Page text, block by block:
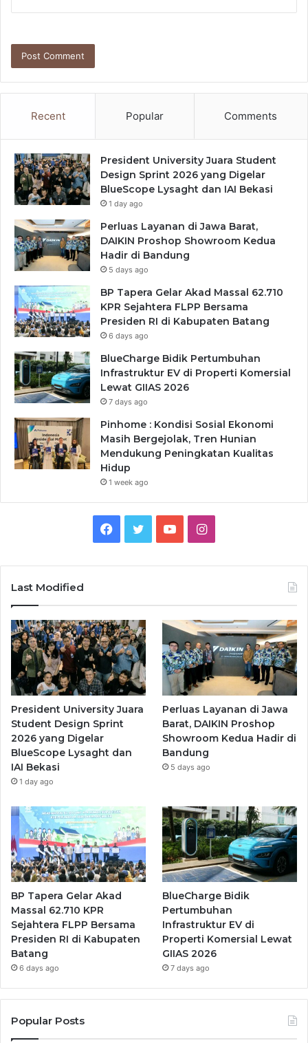
Recent Popular Comments
President University Juara Student
Design Sprint 2026 yang Digelar
BlueScope Lysaght dan IAI Bekasi
1 day ago
Perluas Layanan di Jawa Barat,
DAIKIN Proshop Showroom Kedua
Hadir di Bandung
5 days ago
BP Tapera Gelar Akad Massal 62.710
KPR Sejahtera FLPP Bersama
Presiden RI di Kabupaten Batang
6 days ago
BlueCharge Bidik Pertumbuhan
Infrastruktur EV di Properti Komersial
Lewat GIIAS 2026
7 days ago
Pinhome : Kondisi Sosial Ekonomi
Masih Bergejolak, Tren Hunian
Mendukung Peningkatan Kualitas
Hidup
1 week ago
Facebook
TwitterYouTubeInstagram
Last Modified
President University Juara
Student Design Sprint
2026 yang Digelar
BlueScope Lysaght dan
IAI Bekasi
1 day ago
Perluas Layanan di Jawa
Barat, DAIKIN Proshop
Showroom Kedua Hadir di
Bandung
5 days ago
BP Tapera Gelar Akad
Massal 62.710 KPR
Sejahtera FLPP Bersama
Presiden RI di Kabupaten
Batang
6 days ago
BlueCharge Bidik
Pertumbuhan
Infrastruktur EV di
Properti Komersial Lewat
GIIAS 2026
7 days ago
Popular Posts